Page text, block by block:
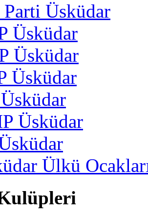
Üsküdar
Üsküdar
Üsküdar
Üsküdar
Üsküdar
Ülkü